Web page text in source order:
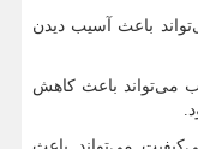
باعث آسیب دیدن
می‌تواند باعث کاهش